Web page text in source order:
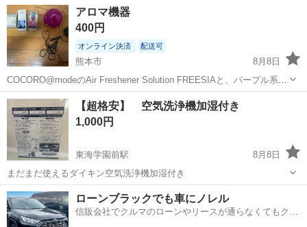
アロマ機器
400円
オンライン決済 配送可
熊本市
8月8日
COCORO@modeのAir Freshener Solution FREESIAと、パープル系の
アロマディフューザー本体、そしてRのロゴが入ったピンクのボトルが
セットになった商品です。 【商品内容】 ・COCORO@m...
熊本 熊本市 季節、空調家電 Freshener
【超格安】 空気洗浄機加湿付き
1,000円
東海学園前駅
8月8日
まだまだ使えるダイキン空気洗浄機加湿付き
熊本 熊本市 東海学園前駅 季節、空調家電
ローンブラックでも車にノレル
信販会社でクルマのローンやリースが通らなくてもクル